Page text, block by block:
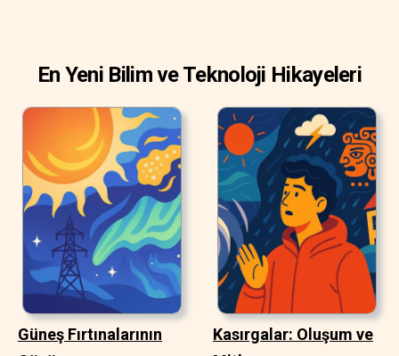
En Yeni Bilim ve Teknoloji Hikayeleri
Güneş Fırtınalarının
Kasırgalar: Oluşum ve